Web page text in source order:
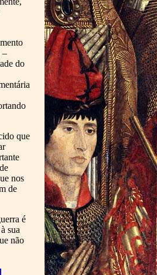
–
do
que
nos
de
é
sua
não